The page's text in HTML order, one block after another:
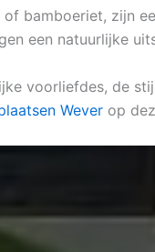
bamboeriet, zijn
een natuurlijke
voorliefdes, de
Wever op